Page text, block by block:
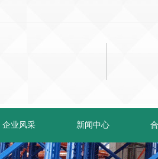
企业风采 新闻中心